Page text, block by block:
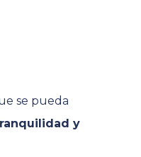
se pueda
y